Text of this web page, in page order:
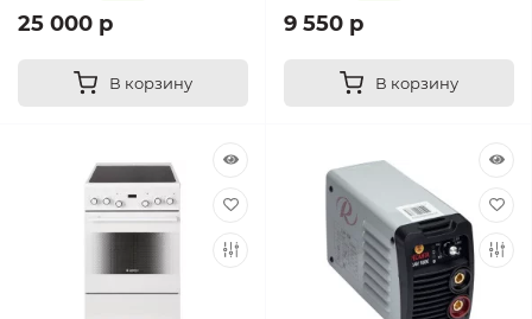
25 000 р
В корзину
9 550 р
В корзину